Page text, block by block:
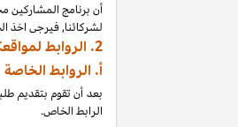
أن برنامج المشاركين
لشركائنا, فيرجى اخذ
2. الروابط
أ. الروابط الخاصة
بعد أن تقوم بتقديم
الرابط الخاص.